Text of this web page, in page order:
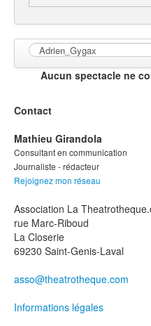
Aucun spectacle ne
Contact
Mathieu Girandola
Consultant en communication
Journaliste - rédacteur
Rejoignez mon réseau
Association La
rue Marc-Riboud
La Closerie
69230 Saint-Genis-Laval
asso@theatrotheque.com
Informations légales